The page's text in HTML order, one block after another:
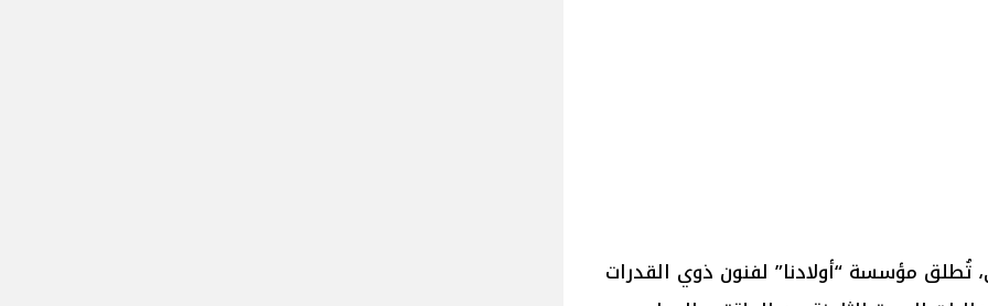
تُطلق مؤسسة “أولادنا” لفنون ذوي القدرات